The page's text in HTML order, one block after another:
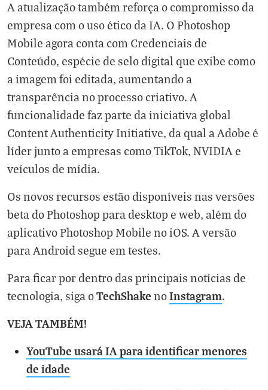
A atualização também reforça o compromisso da
empresa com o uso ético da IA. O Photoshop
Mobile agora conta com Credenciais de
Conteúdo, espécie de selo digital que exibe como
a imagem foi editada, aumentando a
transparência no processo criativo. A
funcionalidade faz parte da iniciativa global
Content Authenticity Initiative, da qual a Adobe é
líder junto a empresas como TikTok, NVIDIA e
veículos de mídia.
Os novos recursos estão disponíveis nas versões
beta do Photoshop para desktop e web, além do
aplicativo Photoshop Mobile no iOS. A versão
para Android segue em testes.
Para ficar por dentro das principais notícias de
tecnologia, siga oTechShake noInstagram.
VEJA TAMBÉM!
YouTube usará IA para identificar menores
de idade